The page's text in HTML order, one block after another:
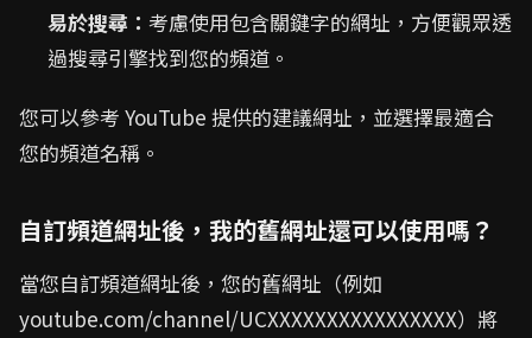
易於搜尋： 考慮使用包含關鍵字的網址，方便觀眾透
過搜尋引擎找到您的頻道。
您可以參考 YouTube 提供的建議網址，並選擇最適合
您的頻道名稱。
自訂頻道網址後，我的舊網址還可以使用嗎？
當您自訂頻道網址後，您的舊網址（例如
youtube.com/channel/UCXXXXXXXXXXXXXXXX）將